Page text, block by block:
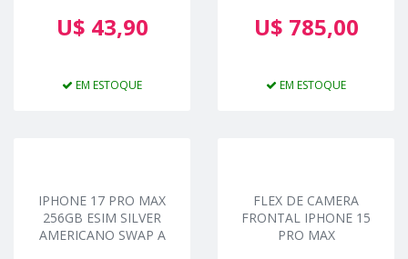
U$ 43,90
EM ESTOQUE
U$ 785,00
EM ESTOQUE
IPHONE 17 PRO MAX
256GB ESIM SILVER
AMERICANO SWAP A
FLEX DE CAMERA
FRONTAL IPHONE 15
PRO MAX